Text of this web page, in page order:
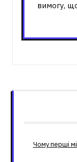
вимогу,
Чому перші